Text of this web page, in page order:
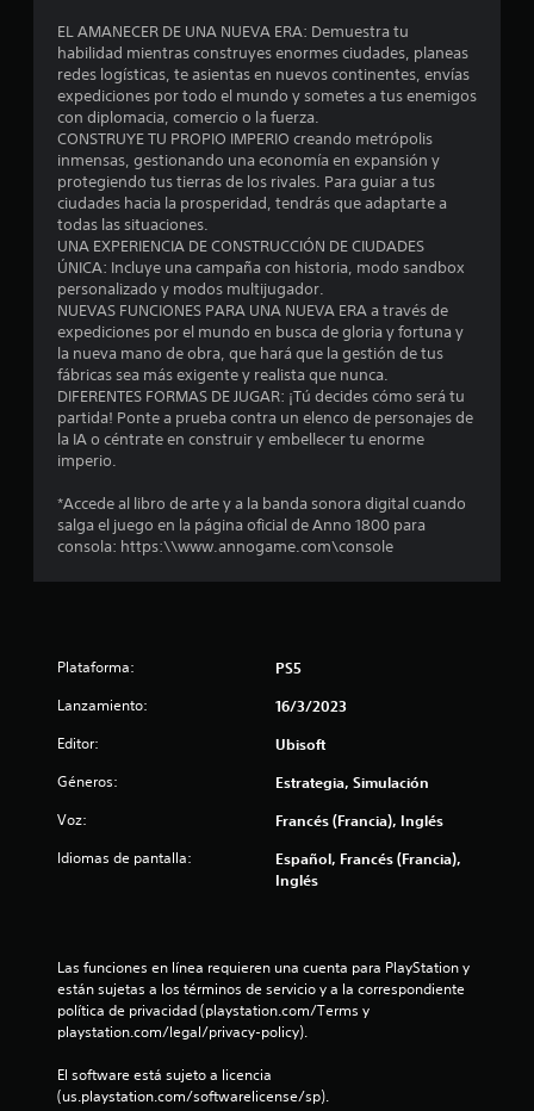
3
.
8
3
s
t
r
e
l
s
n
c
s
EL AMANECER DE UNA NUEVA ERA: Demuestra tu
habilidad mientras construyes enormes ciudades, planeas
redes logísticas, te asientas en nuevos continentes, envías
expediciones por todo el mundo y sometes a tus enemigos
con diplomacia, comercio o la fuerza.
CONSTRUYE TU PROPIO IMPERIO creando metrópolis
inmensas, gestionando una economía en expansión y
protegiendo tus tierras de los rivales. Para guiar a tus
ciudades hacia la prosperidad, tendrás que adaptarte a
todas las situaciones.
UNA EXPERIENCIA DE CONSTRUCCIÓN DE CIUDADES
ÚNICA: Incluye una campaña con historia, modo sandbox
personalizado y modos multijugador.
NUEVAS FUNCIONES PARA UNA NUEVA ERA a través de
expediciones por el mundo en busca de gloria y fortuna y
la nueva mano de obra, que hará que la gestión de tus
fábricas sea más exigente y realista que nunca.
DIFERENTES FORMAS DE JUGAR: ¡Tú decides cómo será tu
partida! Ponte a prueba contra un elenco de personajes de
la IA o céntrate en construir y embellecer tu enorme
imperio.
*Accede al libro de arte y a la banda sonora digital cuando
salga el juego en la página oficial de Anno 1800 para
consola: https:\\www.annogame.com\console
Plataforma: PS5
Lanzamiento: 16/3/2023
Editor: Ubisoft
Géneros: Estrategia, Simulación
Voz: Francés (Francia), Inglés
Idiomas de pantalla:
Español, Francés (Francia),
Inglés
Las funciones en línea requieren una cuenta para PlayStation y
están sujetas a los términos de servicio y a la correspondiente
política de privacidad (playstation.com/Terms y
playstation.com/legal/privacy-policy).
El software está sujeto a licencia
(us.playstation.com/softwarelicense/sp).